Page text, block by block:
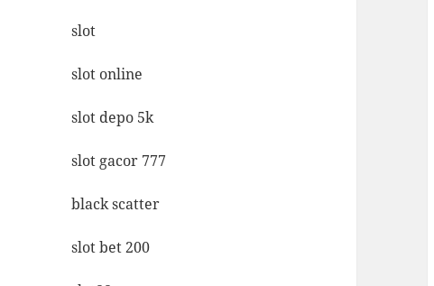
slot
slot online
slot depo 5k
slot gacor 777
black scatter
slot bet 200